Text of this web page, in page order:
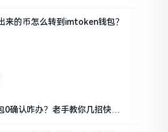
来的币怎么转到imtoken钱包？
0确认咋办？老手教你几招快速